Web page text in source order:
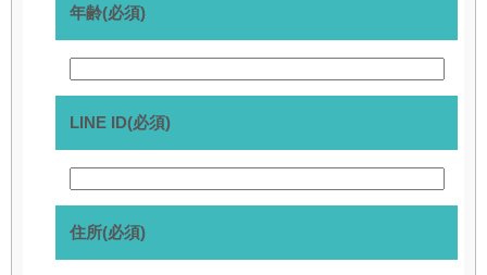
年齢(必須)
LINE ID(必須)
住所(必須)